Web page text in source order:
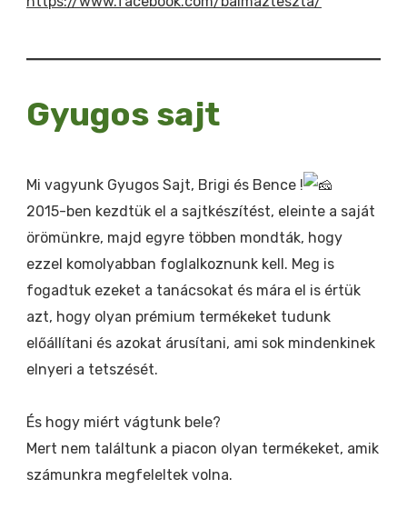
Gyugos sajt
Mi vagyunk Gyugos Sajt, Brigi és Bence !
2015-ben kezdtük el a sajtkészítést, eleinte a saját
örömünkre, majd egyre többen mondták, hogy
ezzel komolyabban foglalkoznunk kell. Meg is
fogadtuk ezeket a tanácsokat és mára el is értük
azt, hogy olyan prémium termékeket tudunk
előállítani és azokat árusítani, ami sok mindenkinek
elnyeri a tetszését.
És hogy miért vágtunk bele?
Mert nem találtunk a piacon olyan termékeket, amik
számunkra megfeleltek volna.